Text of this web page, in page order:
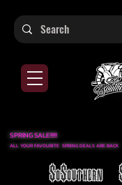
SPRING SALE!!!!!
ALL YOUR FAVOURITE SPRING DEALS ARE BACK
SoSouthern